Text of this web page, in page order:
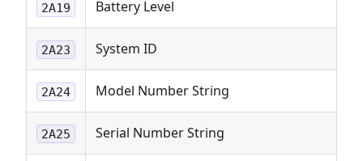
2A19 Battery Level
2A23 System ID
2A24 Model Number String
2A25 Serial Number String